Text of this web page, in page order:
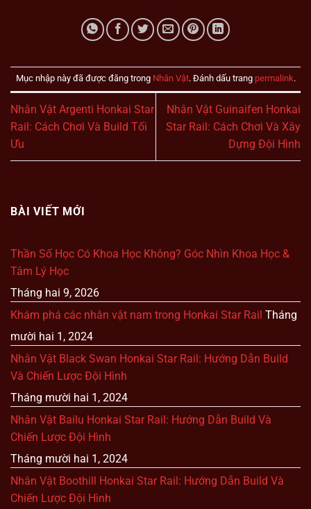
Mục nhập này đã được đăng trong Nhân Vật. Đánh dấu trang permalink.
Nhân Vật Argenti Honkai Star
Rail: Cách Chơi Và Build Tối
Ưu
Nhân Vật Guinaifen Honkai
Star Rail: Cách Chơi Và Xây
Dựng Đội Hình
BÀI VIẾT MỚI
Thần Số Học Có Khoa Học Không? Góc Nhìn Khoa Học &
Tâm Lý Học
Tháng hai 9, 2026
Khám phá các nhân vật nam trong Honkai Star Rail Tháng
mười hai 1, 2024
Nhân Vật Black Swan Honkai Star Rail: Hướng Dẫn Build
Và Chiến Lược Đội Hình
Tháng mười hai 1, 2024
Nhân Vật Bailu Honkai Star Rail: Hướng Dẫn Build Và
Chiến Lược Đội Hình
Tháng mười hai 1, 2024
Nhân Vật Boothill Honkai Star Rail: Hướng Dẫn Build Và
Chiến Lược Đội Hình